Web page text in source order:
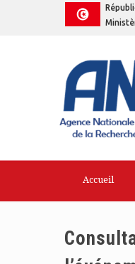
Accueil